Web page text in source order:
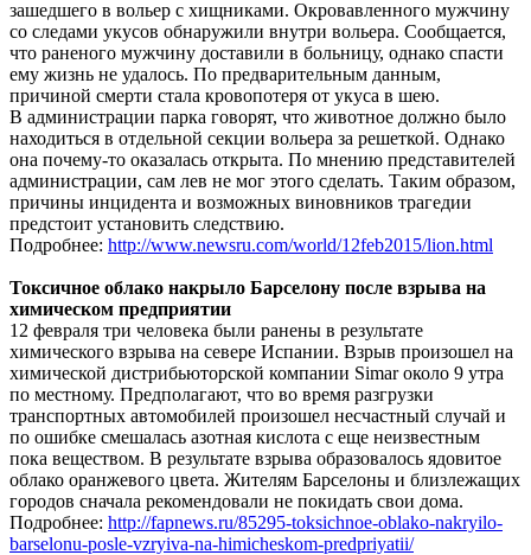
зашедшего в вольер с хищниками. Окровавленного мужчину
со следами укусов обнаружили внутри вольера. Сообщается,
что раненого мужчину доставили в больницу, однако спасти
ему жизнь не удалось. По предварительным данным,
причиной смерти стала кровопотеря от укуса в шею.
В администрации парка говорят, что животное должно было
находиться в отдельной секции вольера за решеткой. Однако
она почему-то оказалась открыта. По мнению представителей
администрации, сам лев не мог этого сделать. Таким образом,
причины инцидента и возможных виновников трагедии
предстоит установить следствию.
Подробнее: http://www.newsru.com/world/12feb2015/lion.html
Токсичное облако накрыло Барселону после взрыва на
химическом предприятии
12 февраля три человека были ранены в результате
химического взрыва на севере Испании. Взрыв произошел на
химической дистрибьюторской компании Simar около 9 утра
по местному. Предполагают, что во время разгрузки
транспортных автомобилей произошел несчастный случай и
по ошибке смешалась азотная кислота с еще неизвестным
пока веществом. В результате взрыва образовалось ядовитое
облако оранжевого цвета. Жителям Барселоны и близлежащих
городов сначала рекомендовали не покидать свои дома.
Подробнее: http://fapnews.ru/85295-toksichnoe-oblako-nakryilo-
barselonu-posle-vzryiva-na-himicheskom-predpriyatii/